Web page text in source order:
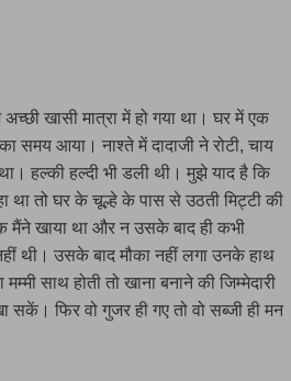
खासी मात्रा में हो गया था। घर में एक
समय आया। नाश्ते में दादाजी ने रोटी, चाय
हल्की हल्दी भी डली थी। मुझे याद है कि
था तो घर के चूल्हे के पास से उठती मिट्टी की
मैंने खाया था और न उसके बाद ही कभी
थी। उसके बाद मौका नहीं लगा उनके हाथ
साथ होती तो खाना बनाने की जिम्मेदारी
सकें। फिर वो गुजर ही गए तो वो सब्जी ही मन